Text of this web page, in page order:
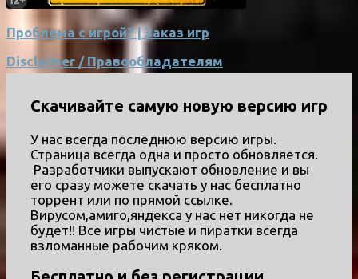
Проблема с игрой? | Заказ игр
Disclaimer / Правообладателям
Скачивайте самую новую версию игр
У нас всегда последнюю версию игры.
Страница всегда одна и просто обновляется.
Разработчики выпускают обновление и вы
его сразу можете скачать у нас бесплатно
торрент или по прямой ссылке.
Вирусом,амиго,яндекса у нас нет никогда не
будет!! Все игры чистые и пиратки всегда
взломанные рабочим кряком.